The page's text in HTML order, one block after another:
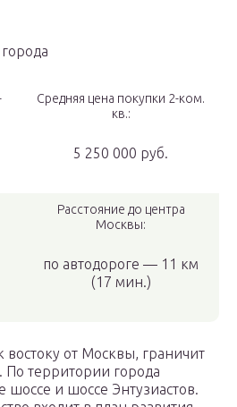
Средняя цена покупки 2-ком.
кв.:
5 250 000 руб.
Расстояние до центра
Москвы:
по автодороге — 11 км
(17 мин.)
востоку от Москвы, граничит
территории города
шоссе и шоссе Энтузиастов.